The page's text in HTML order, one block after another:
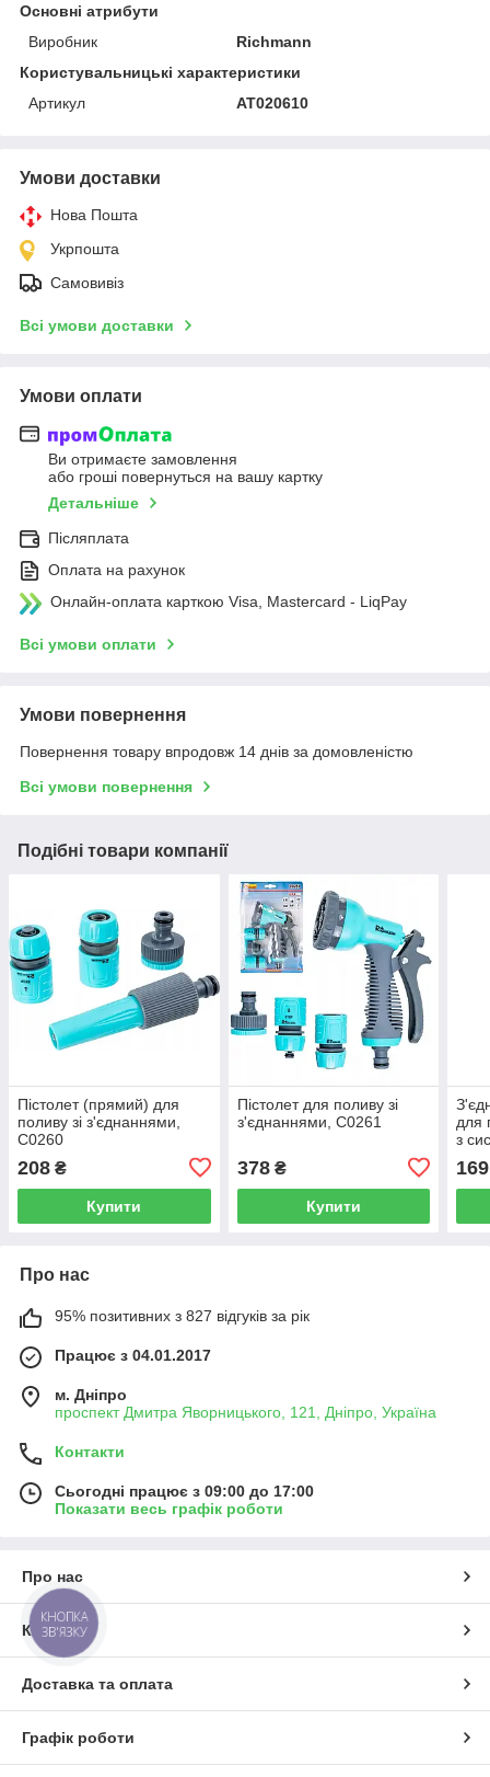
Основні атрибути
Виробник
Richmann
Користувальницькі характеристики
Артикул
AT020610
Умови доставки
Нова Пошта
Укрпошта
Самовивіз
Всі умови доставки
Умови оплати
Ви отримаєте замовлення
або гроші повернуться на вашу картку
Детальніше
Післяплата
Оплата на рахунок
Онлайн-оплата карткою Visa, Mastercard - LiqPay
Всі умови оплати
Умови повернення
Повернення товару впродовж 14 днів за домовленістю
Всі умови повернення
Подібні товари компанії
Пістолет (прямий) для
поливу зі з'єднаннями,
C0260
208 ₴
Купити
Пістолет для поливу зі
з'єднаннями, C0261
378₴
Купити
для
з
169
Про нас
95% позитивних з 827 відгуків за рік
Працює з 04.01.2017
м. Дніпро
проспект Дмитра Яворницького, 121, Дніпро, Україна
Контакти
Сьогодні працює з 09:00 до 17:00
Показати весь графік роботи
Про нас
Контакти
Доставка та оплата
Графік роботи
КНОПКА
ЗВ'ЯЗКУ